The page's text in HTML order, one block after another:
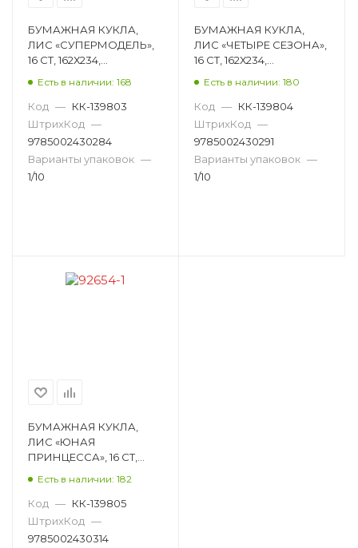
БУМАЖНАЯ КУКЛА,
ЛИС «СУПЕРМОДЕЛЬ»,
16 СТ, 162Х234,
Есть в наличии: 168
Код — КК-139803
ШтрихКод —
9785002430284
Варианты упаковок —
1/10
БУМАЖНАЯ КУКЛА,
ЛИС «ЧЕТЫРЕ СЕЗОНА»,
16 СТ, 162Х234,
Есть в наличии: 180
Код — КК-139804
ШтрихКод —
9785002430291
Варианты упаковок —
1/10
БУМАЖНАЯ КУКЛА,
ЛИС «ЮНАЯ
ПРИНЦЕССА», 16 СТ,
Есть в наличии: 182
Код — КК-139805
ШтрихКод —
9785002430314